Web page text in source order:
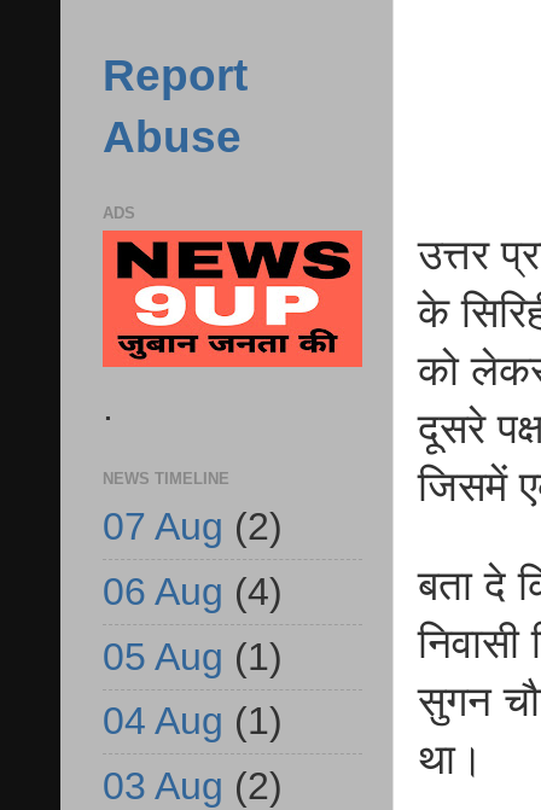
उत्तर
के
को लेकर
दूसरे
जिसमें
बता दे
सुगन
था।
Report
Abuse
ADS
.
NEWS TIMELINE
07 Aug (2)
06 Aug (4)
05 Aug (1)
04 Aug (1)
03 Aug (2)